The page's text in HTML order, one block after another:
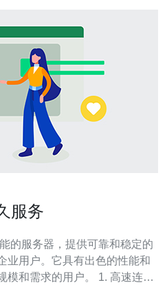
服务
的服务器，提供可靠和稳定的
业用户。它具有出色的性能和
求的用户。 1. 高速连